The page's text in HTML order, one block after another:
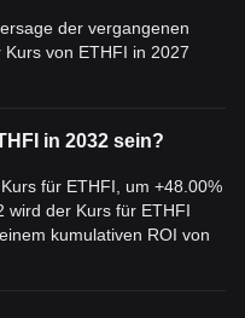
dem Markt wird auch
auf diesen externen
Weise, wie es
durch die komplexe
von Blockchain-
Web3-Funktionalitäten
widerspiegeln.
der vergangenen
von ETHFI in 2027
in 2032 sein?
für ETHFI, um +48.00%
wird der Kurs für ETHFI
kumulativen ROI von